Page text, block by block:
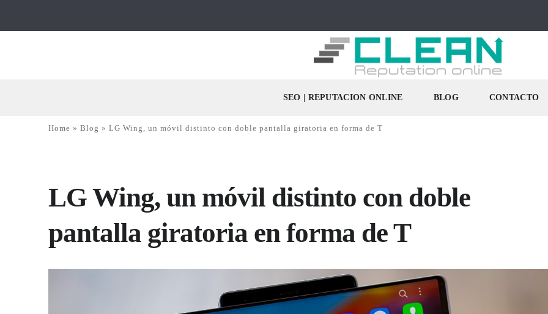
SEO | REPUTACION ONLINE BLOG CONTACTO
Home » Blog » LG Wing, un móvil distinto con doble pantalla giratoria en forma de T
LG Wing, un móvil distinto con doble
pantalla giratoria en forma de T